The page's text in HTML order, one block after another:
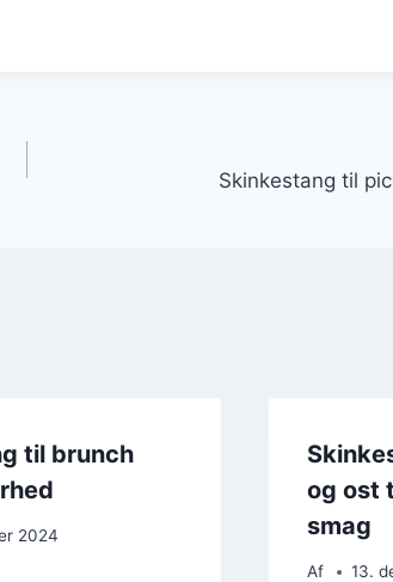
Skinkestang til
til brunch
2024
og ost
smag
Af 13.